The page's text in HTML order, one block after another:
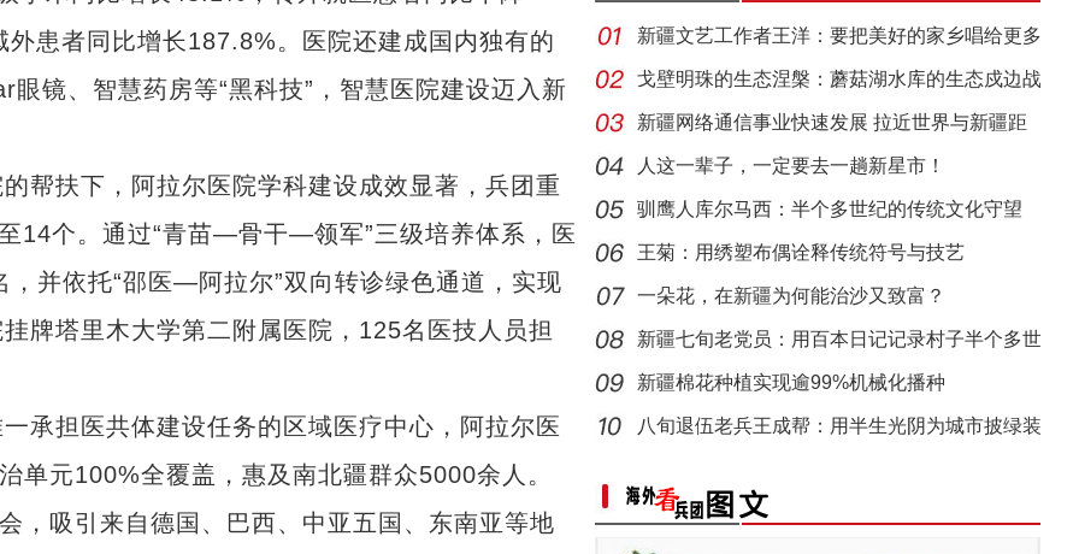
患者同比增长187.8%。医院还建成国内独有的
镜、智慧药房等“黑科技”，智慧医院建设迈入新
扶下，阿拉尔医院学科建设成效显著，兵团重
14个。通过“青苗—骨干—领军”三级培养体系，医
并依托“邵医—阿拉尔”双向转诊绿色通道，实现
牌塔里木大学第二附属医院，125名医技人员担
担医共体建设任务的区域医疗中心，阿拉尔医
单元100%全覆盖，惠及南北疆群众5000余人。
，吸引来自德国、巴西、中亚五国、东南亚等地
【与你为邻】职业攀登者李渊：16次带国际友
新疆文艺工作者王洋：要把美好的家乡唱给更多
人听
戈壁明珠的生态涅槃：蘑菇湖水库的生态戍边战
新疆网络通信事业快速发展 拉近世界与新疆距
离
人这一辈子，一定要去一趟新星市！
驯鹰人库尔马西：半个多世纪的传统文化守望
王菊：用绣塑布偶诠释传统符号与技艺
一朵花，在新疆为何能治沙又致富？
新疆七旬老党员：用百本日记记录村子半个多世
纪变
新疆棉花种植实现逾99%机械化播种
八旬退伍老兵王成帮：用半生光阴为城市披绿装